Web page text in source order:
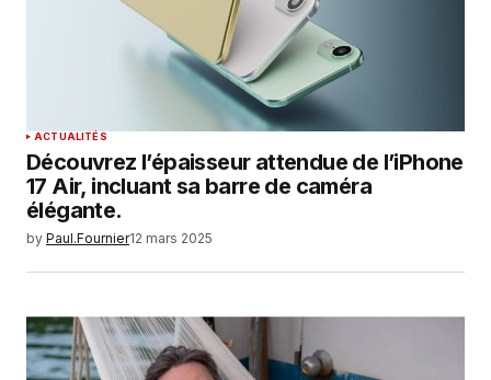
ACTUALITÉS
Découvrez l’épaisseur attendue de l’iPhone
17 Air, incluant sa barre de caméra
élégante.
by Paul.Fournier12 mars 2025